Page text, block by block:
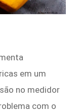
em um
no medidor
com o